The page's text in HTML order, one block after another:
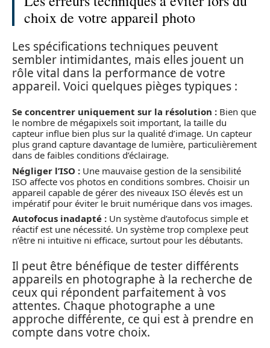
choix de votre appareil photo
Les spécifications techniques peuvent
sembler intimidantes, mais elles jouent un
rôle vital dans la performance de votre
appareil. Voici quelques pièges typiques :
Se concentrer uniquement sur la résolution : Bien que
le nombre de mégapixels soit important, la taille du
capteur influe bien plus sur la qualité d’image. Un capteur
plus grand capture davantage de lumière, particulièrement
dans de faibles conditions d’éclairage.
Négliger l’ISO : Une mauvaise gestion de la sensibilité
ISO affecte vos photos en conditions sombres. Choisir un
appareil capable de gérer des niveaux ISO élevés est un
impératif pour éviter le bruit numérique dans vos images.
Autofocus inadapté : Un système d’autofocus simple et
réactif est une nécessité. Un système trop complexe peut
n’être ni intuitive ni efficace, surtout pour les débutants.
Il peut être bénéfique de tester différents
appareils en photographe à la recherche de
ceux qui répondent parfaitement à vos
attentes. Chaque photographe a une
approche différente, ce qui est à prendre en
compte dans votre choix.